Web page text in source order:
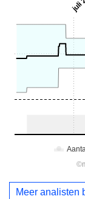
Meer analisten